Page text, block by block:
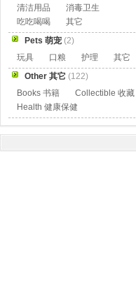
清洁用品
消毒卫生
吃吃喝喝
其它
Pets 萌宠 (2)
玩具
口粮 护理
其它
Other 其它 (122)
Books 书籍
Collectible 收藏
Health 健康保健